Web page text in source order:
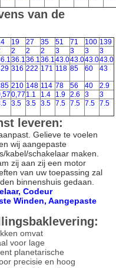
van de
19 27 35 51 71 100 139
2 2 2 3 3 3
3
36.136.136.143.043.043.043.0
316 222 171 118 85 60 43
210 148 114 78 56 40
2.9
0,77 1.1 1.4 1.9 2.6 3
3
3.5 3.5 3.5 7.5 7.5 7.5 7.5
leveren:
Gelieve te voelen
wij aangepaste
kabel/schakelaar maken.
zij aan zij een motor
van uw toepassing zal
binnenshuis gedaan.
Codeur
Winden, Aangepaste
omvat
voor lage
planetarische
precisie en hoog